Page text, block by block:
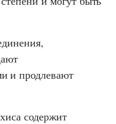
и продлевают
содержит